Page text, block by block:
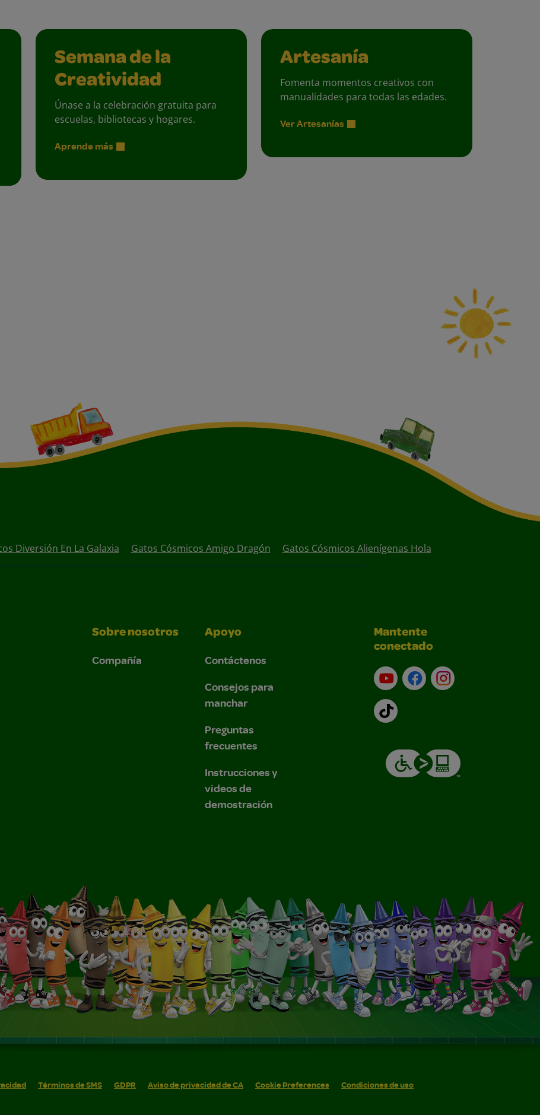
Semana de la
Creatividad
Únase a la celebración gratuita para
escuelas, bibliotecas y hogares.
Aprende más
Artesanía
Fomenta momentos creativos con
manualidades para todas las edades.
Ver Artesanías
Diversión En La Galaxia Gatos Cósmicos Amigo Dragón Gatos Cósmicos Alienígenas Hola
Sobre nosotros
Compañía
Apoyo
Contáctenos
Consejos para
manchar
Preguntas
frecuentes
Instrucciones y
videos de
demostración
Mantente
conectado
YouTube (en inglés)
Facebook (en inglés)
Instagram (en
TikTok
Términos de SMS GDPR Aviso de privacidad de CA Cookie Preferences
Condiciones de uso